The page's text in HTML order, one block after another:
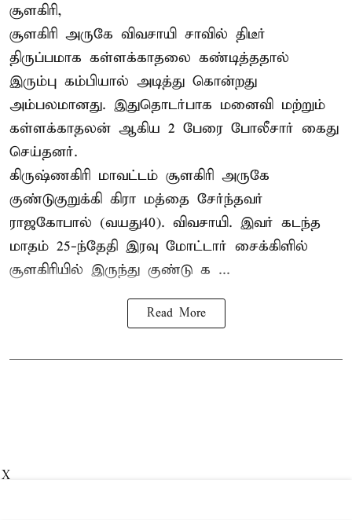
சூளகிரி,
சூளகிரி அருகே விவசாயி சாவில் திடீர்
திருப்பமாக கள்ளக்காதலை கண்டித்ததால்
இரும்பு கம்பியால் அடித்து கொன்றது
அம்பலமானது. இதுதொடர்பாக மனைவி மற்றும்
கள்ளக்காதலன் ஆகிய 2 பேரை போலீசார் கைது
செய்தனர்.
கிருஷ்ணகிரி மாவட்டம் சூளகிரி அருகே
குண்டுகுறுக்கி கிரா மத்தை சேர்ந்தவர்
ராஜகோபால் (வயது40). விவசாயி. இவர் கடந்த
மாதம் 25-ந்தேதி இரவு மோட்டார் சைக்கிளில்
சூளகிரியில் இருந்து குண்டு க ...
Read More
X